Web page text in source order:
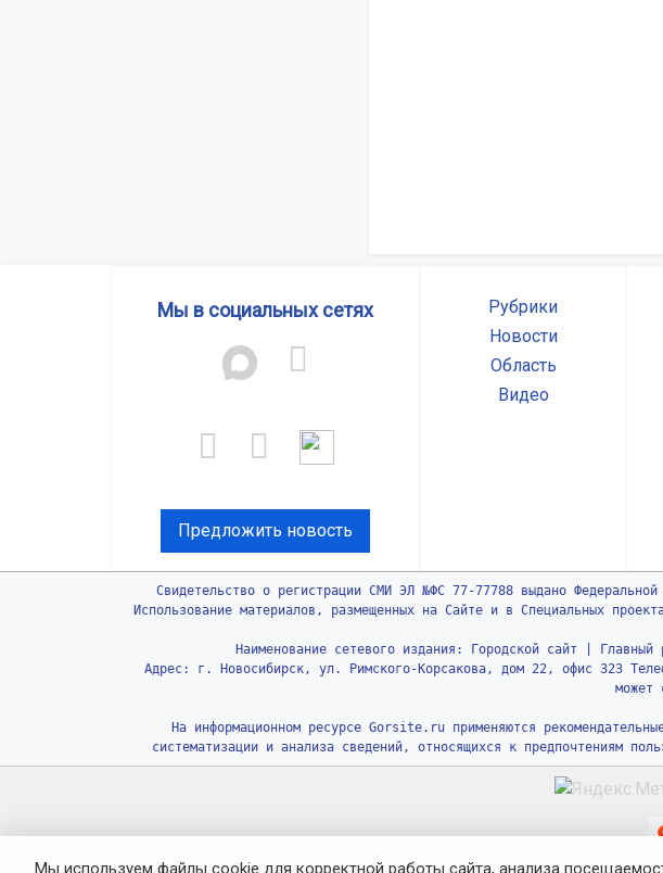
Мы используем файлы cookie для корректной работы сайта, анализа
Мы в социальных сетях
Предложить новость
Рубрики
Новости
Область
Видео
Свидетельство о регистрации СМИ ЭЛ №ФС 77-77788 выдано
Использование материалов, размещенных на Сайте и в Специальных
Наименование сетевого издания: Городской сайт |
Адрес: г. Новосибирск, ул. Римского-Корсакова, дом 22, офис 323
может
На информационном ресурсе Gorsite.ru применяются
систематизации и анализа сведений, относящихся к предпочтениям